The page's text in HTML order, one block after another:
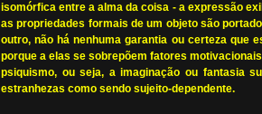
isomórfica entre a alma da coisa - a expressão
as propriedades formais de um objeto são
outro, não há nenhuma garantia ou certeza que
porque a elas se sobrepõem fatores
psiquismo, ou seja, a imaginação ou fantasia
estranhezas como sendo sujeito-dependente.